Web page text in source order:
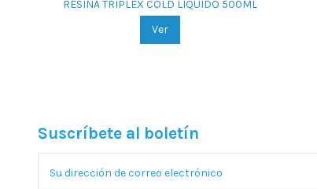
RESINA TRIPLEX COLD LIQUIDO 500ML
Ver
Suscríbete al boletín